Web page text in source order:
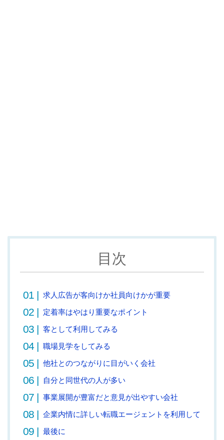
目次
求人広告が客向けか社員向けかが重要
定着率はやはり重要なポイント
客として利用してみる
職場見学をしてみる
他社とのつながりに目がいく会社
自分と同世代の人が多い
事業展開が豊富だと意見が出やすい会社
企業内情に詳しい転職エージェントを利用して
最後に